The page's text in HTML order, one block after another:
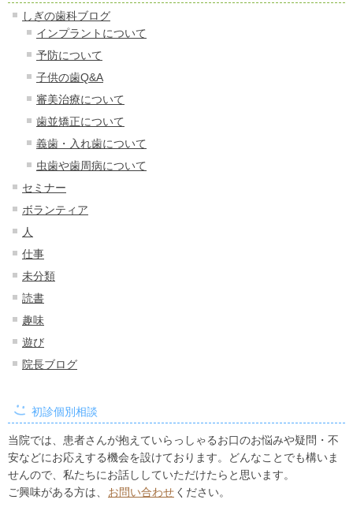
しぎの歯科ブログ
インプラントについて
予防について
子供の歯Q&A
審美治療について
歯並矯正について
義歯・入れ歯について
虫歯や歯周病について
セミナー
ボランティア
人
仕事
未分類
読書
趣味
遊び
院長ブログ
初診個別相談
当院では、患者さんが抱えていらっしゃるお口のお悩みや疑問・不
安などにお応えする機会を設けております。どんなことでも構いま
せんので、私たちにお話ししていただけたらと思います。
ご興味がある方は、
お問い合わせ ください。